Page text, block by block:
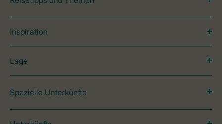
Inspiration
Lage
Spezielle Unterkünfte